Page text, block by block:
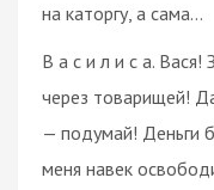
на каторгу, а сама…
В а с и л и с а.
через товарищей!
— подумай! Деньги
меня навек